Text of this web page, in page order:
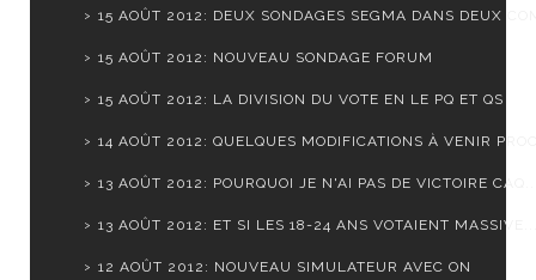
15 AOÛT 2012: DEUX SONDAGES SEGMA DANS DEUX
15 AOÛT 2012: NOUVEAU SONDAGE FORUM
15 AOÛT 2012: LA DIVISION DU VOTE EN LE PQ ET QS
14 AOÛT 2012: QUELQUES MODIFICATIONS À VENIR
13 AOÛT 2012: POURQUOI JE N'AI PAS DE VICTOIRE
13 AOÛT 2012: ET SI LES 18-24 ANS VOTAIENT
12 AOÛT 2012: NOUVEAU SIMULATEUR AVEC ON